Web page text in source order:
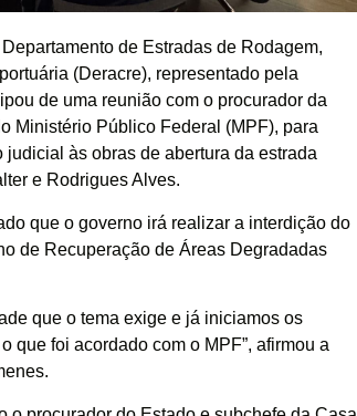
de Estradas de Rodagem,
(Deracre), representado pela
de uma reunião com o procurador da
Ministério Público Federal (MPF), para
às obras de abertura da estrada
e Rodrigues Alves.
que o governo irá realizar a interdição do
de Recuperação de Áreas Degradadas
que o tema exige e já iniciamos os
que foi acordado com o MPF”, afirmou a